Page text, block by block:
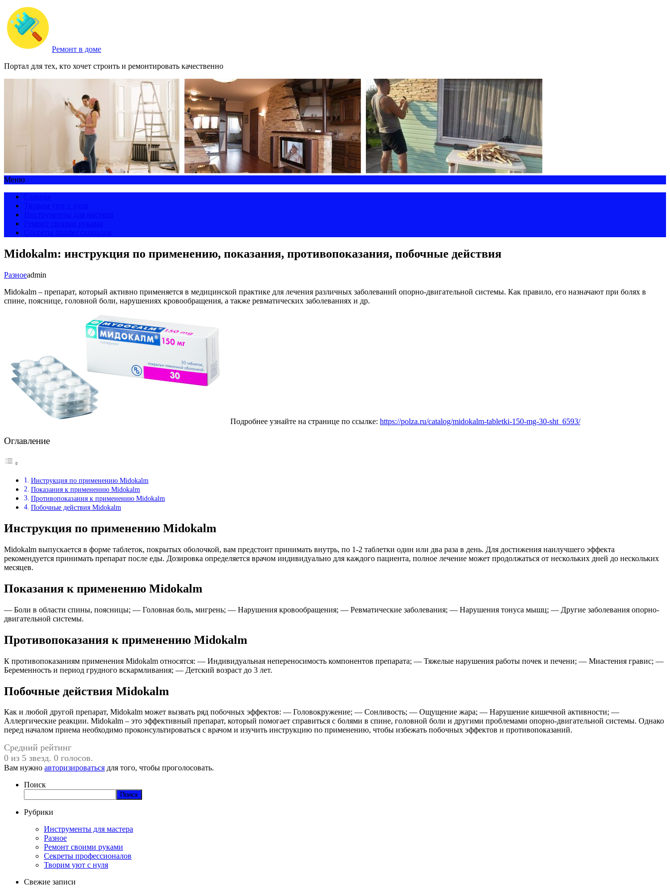
Ремонт в доме
Портал для тех, кто хочет строить и ремонтировать качественно
Меню
Midokalm: инструкция по применению, показания, противопоказания, побочные действия
Разноеadmin
Midokalm – препарат, который активно применяется в медицинской практике для лечения различных заболеваний опорно-двигательной системы. Как правило, его назначают при болях в
спине, пояснице, головной боли, нарушениях кровообращения, а также ревматических заболеваниях и др.
Подробнее узнайте на странице по ссылке: https://polza.ru/catalog/midokalm-tabletki-150-mg-30-sht_6593/
Оглавление
Инструкция по применению Midokalm
Показания к применению Midokalm
Противопоказания к применению Midokalm
Побочные действия Midokalm
Инструкция по применению Midokalm
Midokalm выпускается в форме таблеток, покрытых оболочкой, вам предстоит принимать внутрь, по 1-2 таблетки один или два раза в день. Для достижения наилучшего эффекта
рекомендуется принимать препарат после еды. Дозировка определяется врачом индивидуально для каждого пациента, полное лечение может продолжаться от нескольких дней до нескольких
месяцев.
Показания к применению Midokalm
— Боли в области спины, поясницы; — Головная боль, мигрень; — Нарушения кровообращения; — Ревматические заболевания; — Нарушения тонуса мышц; — Другие заболевания опорно-
двигательной системы.
Противопоказания к применению Midokalm
К противопоказаниям применения Midokalm относятся: — Индивидуальная непереносимость компонентов препарата; — Тяжелые нарушения работы почек и печени; — Миастения гравис; —
Беременность и период грудного вскармливания; — Детский возраст до 3 лет.
Побочные действия Midokalm
Как и любой другой препарат, Midokalm может вызвать ряд побочных эффектов: — Головокружение; — Сонливость; — Ощущение жара; — Нарушение кишечной активности; —
Аллергические реакции. Midokalm – это эффективный препарат, который помогает справиться с болями в спине, головной боли и другими проблемами опорно-двигательной системы. Однако
перед началом приема необходимо проконсультироваться с врачом и изучить инструкцию по применению, чтобы избежать побочных эффектов и противопоказаний.
Средний рейтинг
0 из 5 звезд. 0 голосов.
Вам нужно авторизироваться для того, чтобы проголосовать.
Поиск
Поиск
Рубрики
Инструменты для мастера
Разное
Ремонт своими руками
Секреты профессионалов
Творим уют с нуля
Свежие записи